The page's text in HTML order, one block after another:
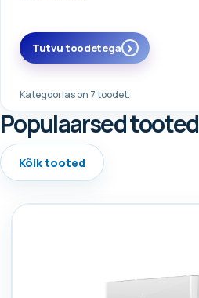
Kategoorias on 7 toodet.
Tutvu toodetega
Populaarsed tooted
Kõik tooted